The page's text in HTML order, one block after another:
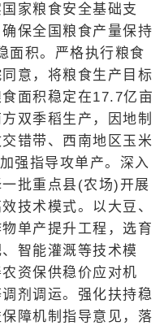
家粮食安全基础支
保全国粮食产量保持
面积。严格执行粮食
意，将粮食生产目标
面积稳定在17.7亿亩
双季稻生产，因地制
错带、西南地区玉米
强指导攻单产。深入
批重点县(农场)开展
技术模式。以大豆、
单产提升工程，选育
智能灌溉等技术模
资保供稳价应对机
剂调运。强化扶持稳
障机制指导意见，落